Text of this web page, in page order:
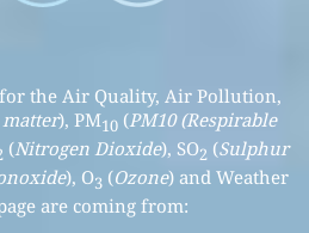
for the Air Quality, Air Pollution,
), PM10(PM10 (Respirable
(Nitrogen Dioxide), SO2 (Sulphur
), O3 (Ozone) and Weather
are coming from: